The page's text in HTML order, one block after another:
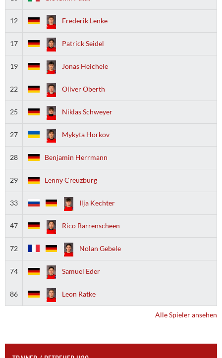
12 Frederik Lenke
17 Patrick Seidel
19 Jonas Heichele
22 Oliver Oberth
25 Niklas Schweyer
27 Mykyta Horkov
28 Benjamin Herrmann
29 Lenny Creuzburg
33 Ilja Kechter
47 Rico Barrenscheen
72 Nolan Gebele
74 Samuel Eder
86 Leon Ratke
Alle Spieler ansehen